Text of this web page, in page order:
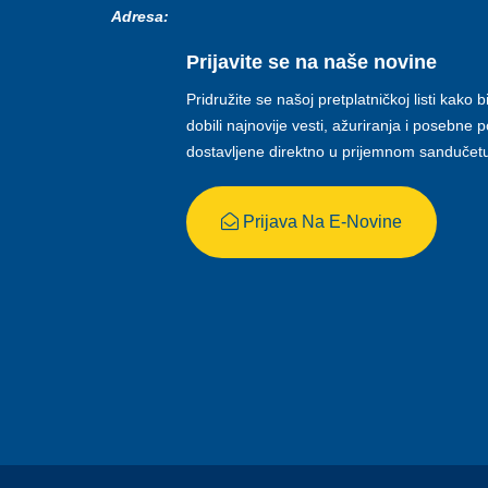
Adresa:
Prijavite se na naše novine
Pridružite se našoj pretplatničkoj listi kako
dobili najnovije vesti, ažuriranja i posebne
dostavljene direktno u prijemnom
Prijava Na E-Novine